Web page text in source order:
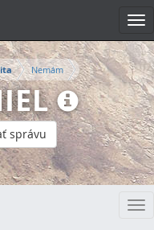
Nemám
správu